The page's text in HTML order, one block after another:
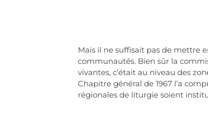
Mais il ne suffisait pas de mettre
communautés. Bien sûr la
vivantes, c’était au niveau des
Chapitre général de 1967 l’a
régionales de liturgie soient